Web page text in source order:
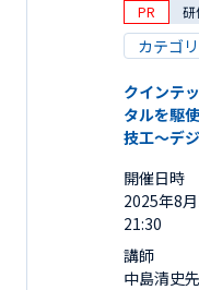
PR 研
カテゴ
クインテ
タルを駆
技工～デ
開催日時
2025年8
21:30
講師
中島清史